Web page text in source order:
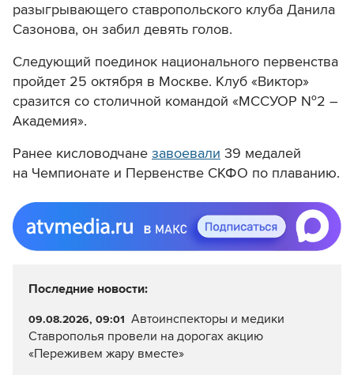
разыгрывающего ставропольского клуба Данила
Сазонова, он забил девять голов.
Следующий поединок национального первенства
пройдет 25 октября в Москве. Клуб «Виктор»
сразится со столичной командой «МССУОР №2 –
Академия».
Ранее кисловодчане завоевали 39 медалей
на Чемпионате и Первенстве СКФО по плаванию.
Последние новости:
09.08.2026, 09:01 Автоинспекторы и медики
Ставрополья провели на дорогах акцию
«Переживем жару вместе»